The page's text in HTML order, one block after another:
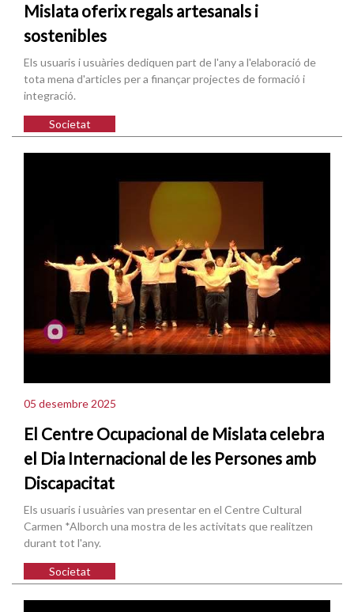
Mislata oferix regals artesanals i
sostenibles
Els usuaris i usuàries dediquen part de l'any a l'elaboració de
tota mena d'articles per a finançar projectes de formació i
integració.
Societat
05 desembre 2025
El Centre Ocupacional de Mislata celebra
el Dia Internacional de les Persones amb
Discapacitat
Els usuaris i usuàries van presentar en el Centre Cultural
Carmen *Alborch una mostra de les activitats que realitzen
durant tot l'any.
Societat